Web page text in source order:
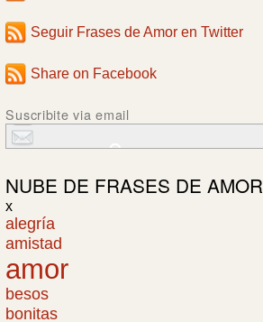
Seguir Frases de Amor en Twitter
Share on Facebook
Suscribite via email
NUBE DE FRASES DE AMOR
x
alegría
amistad
amor
besos
bonitas